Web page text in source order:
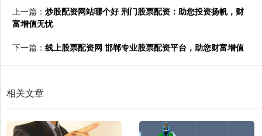
上一篇： 炒股配资网站哪个好 荆门股票配资：助您投资扬帆，财
富增值无忧
下一篇： 线上股票配资网 邯郸专业股票配资平台，助您财富增值
相关文章